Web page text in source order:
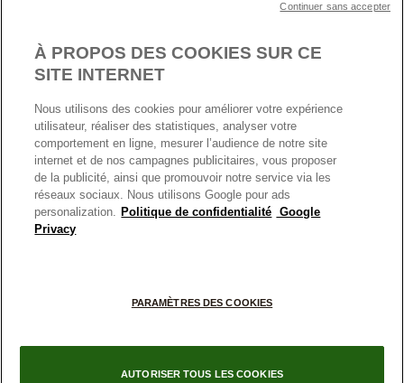
Nous contacter
*Conditions des offres en cours
Nettoyage & Entretien
Conditions générales de My Pandora
Politique de confidentialité
Protection des données
Conditions générales de vente
Conditions générales de vente Click & Collect
Plateforme ODR
FRANCE France
© TOUS DROITS RESERVES. 2026 Pandora
À PROPOS DES COOKIES SUR CE
SITE INTERNET
Nous utilisons des cookies pour améliorer votre expérience
utilisateur, réaliser des statistiques, analyser votre
comportement en ligne, mesurer l’audience de notre site
internet et de nos campagnes publicitaires, vous proposer
de la publicité, ainsi que promouvoir notre service via les
réseaux sociaux. Nous utilisons Google pour ads
personalization. Politique de confidentialité Google
Privacy
PARAMÈTRES DES COOKIES
AUTORISER TOUS LES COOKIES
Continuer sans accepter